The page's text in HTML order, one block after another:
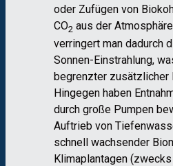
oder Zufügen von
CO2 aus der
verringert man dadurch
Sonnen-Einstrahlung,
begrenzter zusätzlicher
Hingegen haben
durch große Pumpen
Auftrieb von
schnell wachsender
Klimaplantagen